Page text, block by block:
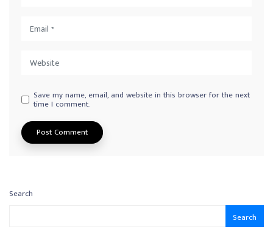
Save my name, email, and website in this browser for the next
time I comment.
Search
Search